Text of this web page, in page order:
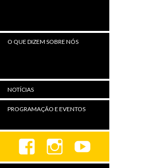
O QUE DIZEM SOBRE NÓS
NOTÍCIAS
PROGRAMAÇÃO E EVENTOS